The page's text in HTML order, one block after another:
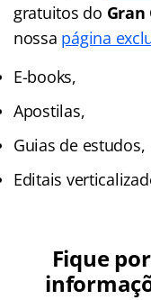
gratuitos do Gran
nossa página
E-books,
Apostilas,
Guias de estudos,
Editais
Fique